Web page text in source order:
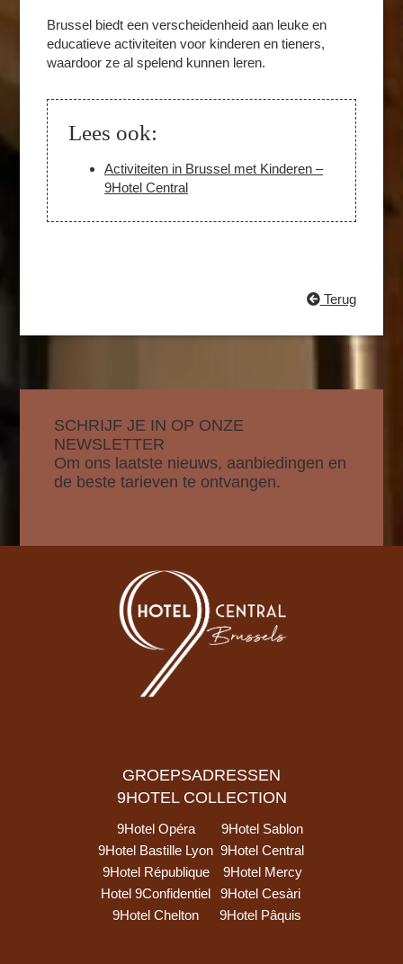
Brussel biedt een verscheidenheid aan leuke en
educatieve activiteiten voor kinderen en tieners,
waardoor ze al spelend kunnen leren.
Lees ook:
Activiteiten in Brussel met Kinderen –
9Hotel Central
Terug
SCHRIJF JE IN OP ONZE
NEWSLETTER
Om ons laatste nieuws, aanbiedingen en
de beste tarieven te ontvangen.
GROEPSADRESSEN
9HOTEL COLLECTION
9Hotel Opéra
9Hotel Sablon
9Hotel Bastille Lyon 9Hotel Central
9Hotel République
9Hotel Mercy
Hotel 9Confidentiel
9Hotel Cesàri
9Hotel Chelton
9Hotel Pâquis